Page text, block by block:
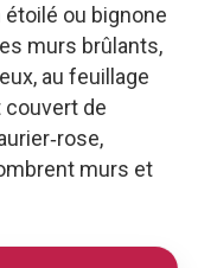
ou bignone
murs brûlants,
au feuillage
couvert de
murs et